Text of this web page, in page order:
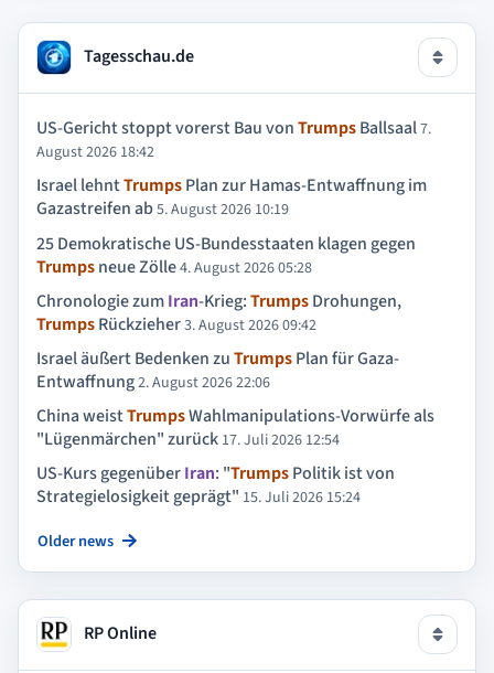
Tagesschau.de
US-Gericht stoppt vorerst Bau vonTrumpsBallsaal7.
August 2026 18:42
Israel lehntTrumpsPlan zur Hamas-Entwaffnung im
Gazastreifen ab5. August 2026 10:19
25 Demokratische US-Bundesstaaten klagen gegen
Trumpsneue Zölle4. August 2026 05:28
Chronologie zumIran-Krieg:TrumpsDrohungen,
TrumpsRückzieher3. August 2026 09:42
Israel äußert Bedenken zuTrumpsPlan für Gaza-
Entwaffnung2. August 2026 22:06
China weistTrumpsWahlmanipulations-Vorwürfe als
"Lügenmärchen" zurück 17. Juli 2026 12:54
US-Kurs gegenüberIran: "TrumpsPolitik ist von
Strategielosigkeit geprägt" 15. Juli 2026 15:24
Older news
RP Online